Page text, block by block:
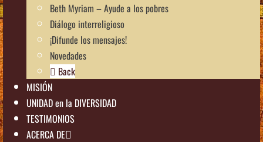
Beth Myriam – Ayude a los pobres
Diálogo interreligioso
¡Difunde los mensajes!
Novedades
Back
MISIÓN
UNIDAD en la DIVERSIDAD
TESTIMONIOS
ACERCA DE